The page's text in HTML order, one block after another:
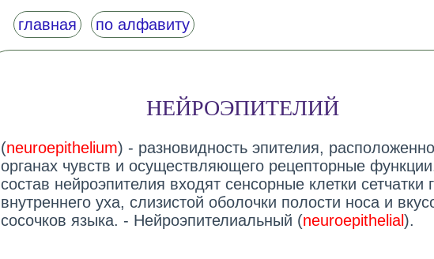
главная по алфавиту
НЕЙРОЭПИТЕЛИЙ
(neuroepithelium) - разновидность эпителия,
органах чувств и осуществляющего рецепторные
состав нейроэпителия входят сенсорные клетки сетчатки
внутреннего уха, слизистой оболочки полости носа и
сосочков языка. - Нейроэпителиальный (neuroepithelial).